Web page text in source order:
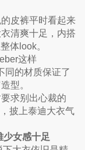
皮裤平时看起来
清爽十足，内搭
体look。
这样
同的材质保证了
型。
求别出心裁的
披上泰迪大衣气
女感十足